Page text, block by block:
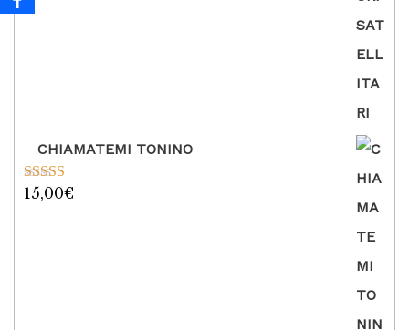
CHIAMATEMI TONINO
Valutato
15,00€